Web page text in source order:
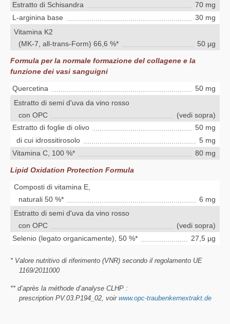
Estratto di Schisandra
70 mg
L-arginina base
30 mg
Vitamina K2
(MK-7, all-trans-Form) 66,6 %*
50 µg
Formula per la normale formazione del collagene e la
funzione dei vasi sanguigni
Quercetina
50 mg
Estratto di semi d'uva da vino rosso
con OPC
(vedi sopra)
Estratto di foglie di olivo
50 mg
di cui idrossitirosolo
5 mg
Vitamina C, 100 %*
80 mg
Lipid Oxidation Protection Formula
Composti di vitamina E,
naturali 50 %*
6 mg
Estratto di semi d'uva da vino rosso
con OPC
(vedi sopra)
Selenio (legato organicamente), 50 %*
27,5 µg
* Valore nutritivo di riferimento (VNR) secondo il regolamento UE
1169/2011000
** d’après la méthode d’analyse CLHP :
prescription PV.03.P194_02, voir www.opc-traubenkernextrakt.de